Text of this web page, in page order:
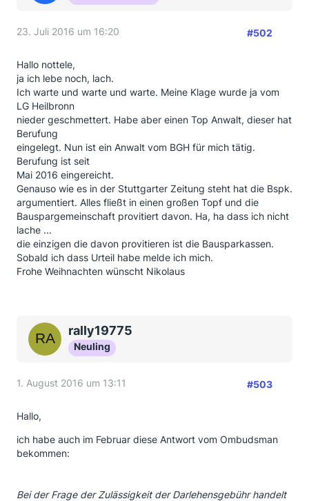
verbraucherfreundliches Grundsatzurteil des
Erbengemeinschaft auf Erstattung von rund 17000
Euro Darlehensgebühr zuzüglich Zinsen, Gerichts-
und Anwaltskosten vor dem Oberlandesgericht
Stuttgart akzeptiert. Die Oberlandesrichter hatten
keinen Zweifel daran gelassen, dass sie die
Bausparkasse zur Erstattung verurteilen werden.
Offenbar glaubt Wüstenrot auch nicht mehr daran,
dass der Bundesgerichtshof Gebühren für
Bauspardarlehen für rechtmäßig halten wird. Das
Anerkenntnisurteil ist jedenfalls rechtskräftig. Weitere
Details zum Verfahren imausführlichen Bericht der
Stuttgarter Zeitung
.
Das müsste Dir,@Nikolausund allen, die noch im
Streit mit ihrer BSpK liegen, Auftrieb gegeben haben,
drücke ich immer noch allen die Daumen und höffe,
dass die Sache auch für Euch noch gut ausgeht!
Lasst doch von Euch hören, am besten eine
Gruß , nottele
23. Juli 2016 um 16:20 #502
Hallo nottele,
ja ich lebe noch, lach.
Ich warte und warte und warte. Meine Klage wurde ja vom
LG Heilbronn
nieder geschmettert. Habe aber einen Top Anwalt, dieser hat
Berufung
eingelegt. Nun ist ein Anwalt vom BGH für mich tätig.
Berufung ist seit
Mai 2016 eingereicht.
Genauso wie es in der Stuttgarter Zeitung steht hat die Bspk.
argumentiert. Alles fließt in einen großen Topf und die
Bauspargemeinschaft provitiert davon. Ha, ha dass ich nicht
lache ...
die einzigen die davon provitieren ist die Bausparkassen.
Sobald ich dass Urteil habe melde ich mich.
Frohe Weihnachten wünscht Nikolaus
rally19775
Neuling
1. August 2016 um 13:11 #503
Hallo,
ich habe auch im Februar diese Antwort vom Ombudsman
bekommen:
Bei der Frage der Zulässigkeit der Darlehensgebühr handelt